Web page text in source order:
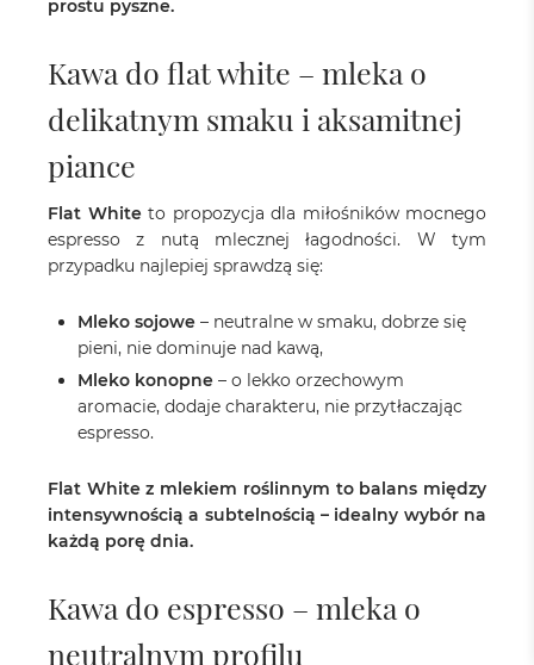
prostu pyszne.
Kawa do flat white – mleka o
delikatnym smaku i aksamitnej
piance
Flat Whiteto propozycja dla miłośników mocnego
espresso z nutą mlecznej łagodności. W tym
przypadku najlepiej sprawdzą się:
Mleko sojowe – neutralne w smaku, dobrze się
pieni, nie dominuje nad kawą,
Mleko konopne – o lekko orzechowym
aromacie, dodaje charakteru, nie przytłaczając
espresso.
Flat White z mlekiem roślinnym to balans między
intensywnością a subtelnością – idealny wybór na
każdą porę dnia.
Kawa do espresso – mleka o
neutralnym profilu